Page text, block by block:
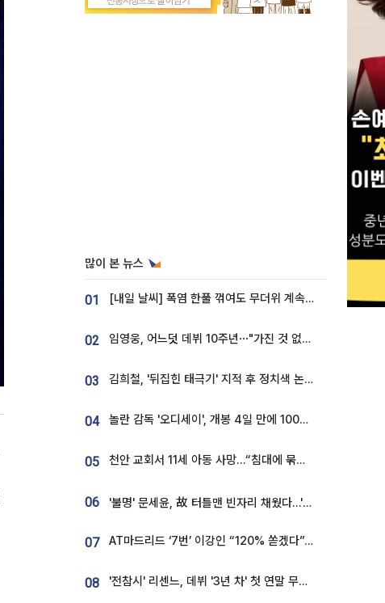
많이 본 뉴스
01 [내일 날씨] 폭염 한풀 꺾여도 무더위 계속⋯동해안 이틀 연속 비
02 임영웅, 어느덧 데뷔 10주년⋯"가진 것 없던 시절, 내 앞엔 20명의 팬뿐"
03 김희철, '뒤집힌 태극기' 지적 후 정치색 논란…"좌우 떠나 우리나라 국기"
04 놀란 감독 '오디세이', 개봉 4일 만에 100만 돌파⋯'왕사남' 보다 빠르다
05 천안 교회서 11세 아동 사망…“침대에 묶여 있었다” 진술 확보
06 '불명' 문세윤, 故 터틀맨 빈자리 채웠다…'거북이' 눈물의 최종 우승
07 AT마드리드 ‘7번’ 이강인 “120% 쏟겠다”⋯시메오네 감독 “필요한 선수”
08 '전참시' 리센느, 데뷔 '3년 차' 첫 연말 무대 오른다⋯"그동안 섭외 안 와"